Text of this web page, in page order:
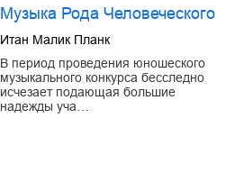
Музыка Рода Человеческого
Итан Малик Планк
В период проведения юношеского
музыкального конкурса бесследно
исчезает подающая большие
надежды уча…